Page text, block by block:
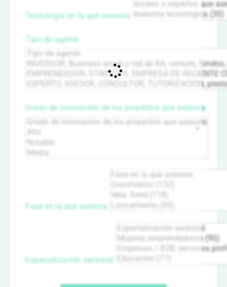
Tecnología en la que asesora
Tipo de agente
Grado de innovación de los proyectos que asesora
Fase en la que asesora
Especialización sectorial